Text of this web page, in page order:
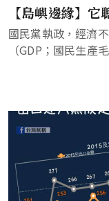
【島嶼邊緣】它
國民黨執政，經濟
（GDP；國民生產